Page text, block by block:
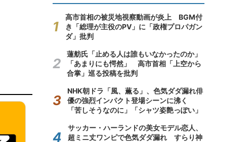
高市首相の被災地視察動画が炎上 BGM付
き「総理が主役のPV」に「政権プロパガン
ダ」批判
蓮舫氏「止める人は誰もいなかったのか」
「あまりにも愕然」 高市首相「上空から
合掌」巡る投稿を批判
NHK朝ドラ「風、薫る」、色気ダダ漏れ俳
優の強烈インパクト登場シーンに沸く
「苦しそうなのに」「シャツ姿艶っぽい」
サッカー・ハーランドの美女モデル恋人、
超ミニ丈ワンピで色気ダダ漏れ すらり神